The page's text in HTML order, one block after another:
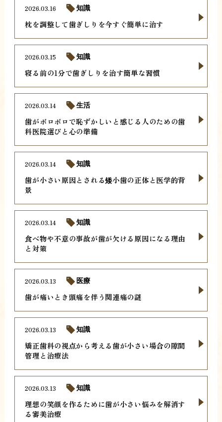
枕を調整して歯ぎしりを今すぐ簡単に治す
2026.03.16 知識
寝る前の1分で歯ぎしりを治す簡単な習慣
2026.03.15 知識
歯がボロボロで恥ずかしいと感じる人のための歯
科医院選びと心の準備
2026.03.14 生活
歯が小さい原因とされる矮小歯の正体と医学的背
景
2026.03.14 知識
食べ物や不意の事故が歯が欠ける原因になる理由
と対策
2026.03.14 知識
歯が痛いとき頭痛を伴う関連痛の謎
2026.03.13 医療
矯正歯科の視点から考える歯が小さい場合の隙間
管理と治療法
2026.03.13 知識
理想の笑顔を作るために歯が小さい悩みを解消す
る審美治療
2026.03.13 知識